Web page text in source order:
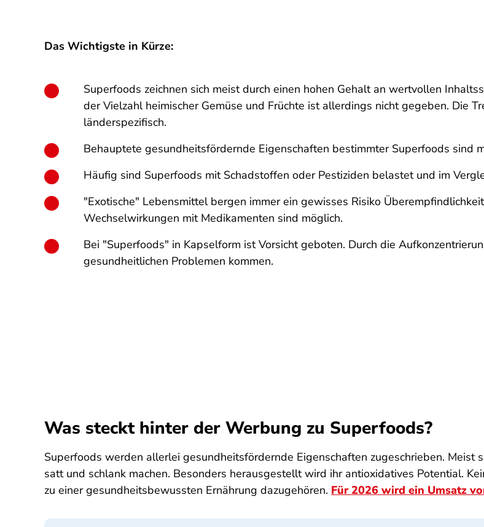
Das Wichtigste in Kürze:
Superfoods zeichnen sich meist durch einen hohen Gehalt an wertvollen
der Vielzahl heimischer Gemüse und Früchte ist allerdings nicht gegeben. Die
länderspezifisch.
Behauptete gesundheitsfördernde Eigenschaften bestimmter Superfoods sind
Häufig sind Superfoods mit Schadstoffen oder Pestiziden belastet und im
"Exotische" Lebensmittel bergen immer ein gewisses Risiko
Wechselwirkungen mit Medikamenten sind möglich.
Bei "Superfoods" in Kapselform ist Vorsicht geboten. Durch die
gesundheitlichen Problemen kommen.
Was steckt hinter der Werbung zu Superfoods?
Superfoods werden allerlei gesundheitsfördernde Eigenschaften zugeschrieben. Meist
satt und schlank machen. Besonders herausgestellt wird ihr antioxidatives Potential.
zu einer gesundheitsbewussten Ernährung dazugehören. Für 2026 wird ein Umsatz